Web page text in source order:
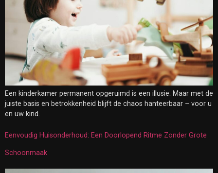
Een kinderkamer permanent opgeruimd is een illusie. Maar met de
juiste basis en betrokkenheid blijft de chaos hanteerbaar – voor u
en uw kind.
Eenvoudig Huisonderhoud: Een Doorlopend Ritme Zonder Grote
Schoonmaak